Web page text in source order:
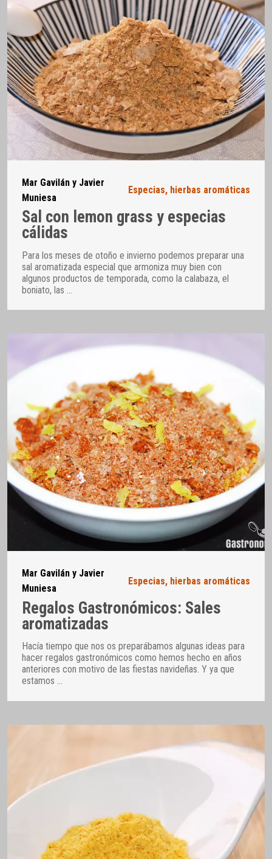
Mar Gavilán y Javier
Muniesa
Especias, hierbas aromáticas
Sal con lemon grass y especias
cálidas
Para los meses de otoño e invierno podemos preparar una
sal aromatizada especial que armoniza muy bien con
algunos productos de temporada, como la calabaza, el
boniato, las
Mar Gavilán y Javier
Muniesa
Especias, hierbas aromáticas
Regalos Gastronómicos: Sales
aromatizadas
Hacía tiempo que nos os preparábamos algunas ideas para
hacer regalos gastronómicos como hemos hecho en años
anteriores con motivo de las fiestas navideñas. Y ya que
estamos …